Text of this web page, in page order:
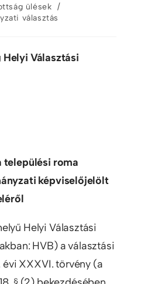
ülések /
választás
Helyi Választási
települési roma
képviselőjelölt
Helyi Választási
HVB) a választási
XXXVI. törvény (a